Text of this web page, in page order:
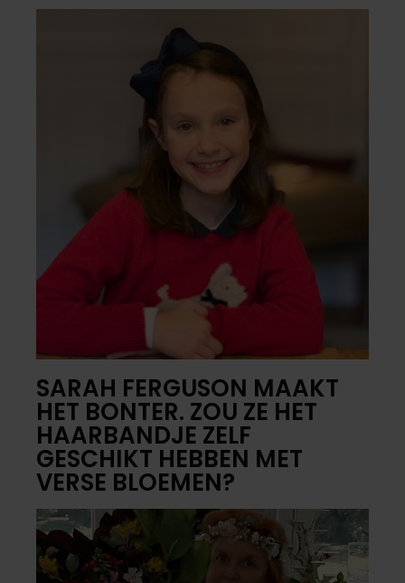
SARAH FERGUSON MAAKT
HET BONTER. ZOU ZE HET
HAARBANDJE ZELF
GESCHIKT HEBBEN MET
VERSE BLOEMEN?